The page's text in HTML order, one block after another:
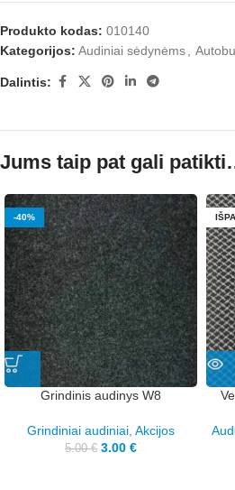
Produkto kodas: 010140
Kategorijos: Audiniai sėdynėms
Dalintis:
Jums taip pat gali
-40%
Grindinis audinys W8
Grindiniai audiniai Akcijos
5.00€ 3.00 €